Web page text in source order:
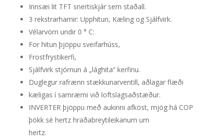
Innsæi lit TFT snertiskjár sem staðall.
3 rekstrarhamir: Upphitun, Kæling og Sjálfvirk.
Vélarvörn undir 0 ° C:
For hitun þjöppu sveifarhúss,
Frostfrystikerfi,
Sjálfvirk stjórnun á „lághita“ kerfinu.
Duglegur rafrænn stækkunarventill, aðlagar flæði
kæligas í samræmi við loftslagsaðstæður.
INVERTER þjöppu með aukinni afköst, mjög há COP
þökk sé hertz hraðabreytileikanum um
hertz.